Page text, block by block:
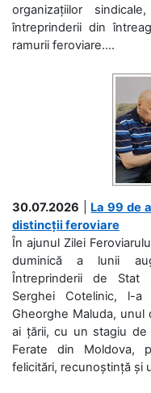
organizațiilor
întreprinderii din
ramurii feroviare....
30.07.2026
La 99 de
distincții feroviare
În ajunul Zilei
duminică a lunii
Întreprinderii de Stat
Serghei Cotelinic, l-
Gheorghe Maluda, unul
ai țării, cu un stagiu
Ferate din Moldova,
felicitări, recunoștință și